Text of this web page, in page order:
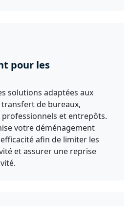
pour les
solutions adaptées aux
de bureaux,
professionnels et entrepôts.
votre déménagement
afin de limiter les
et assurer une reprise